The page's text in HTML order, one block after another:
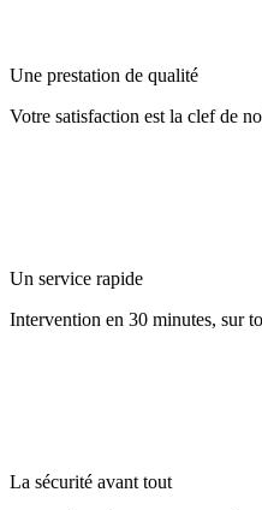
Une prestation de qualité
Votre satisfaction est la clef de
Un service rapide
Intervention en 30 minutes, sur
La sécurité avant tout